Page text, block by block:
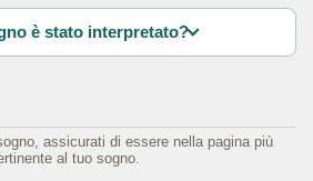
è stato interpretato?
assicurati di essere nella pagina più
al tuo sogno.